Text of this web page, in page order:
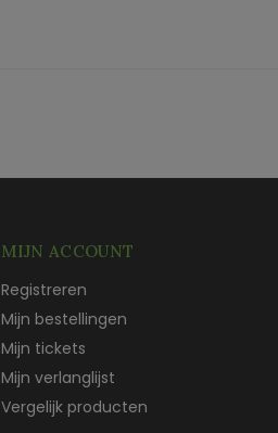
MIJN ACCOUNT
Registreren
Mijn bestellingen
Mijn tickets
Mijn verlanglijst
Vergelijk producten